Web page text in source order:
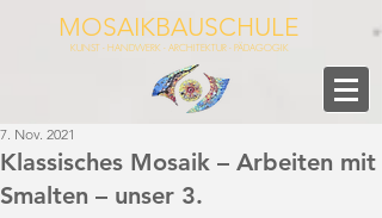
MOSAIKBAUSCHULE
KUNST - HANDWERK - ARCHITEKTUR - PÄDAGOGIK
Klassisches Mosaik – Arbeiten mit
Smalten – unser 3.
7. Nov. 2021